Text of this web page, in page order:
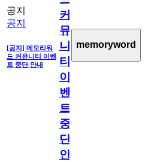
공지
공지
[공지] 메모리워
드 커뮤니티 이벤
트 중단 안내
커
뮤
니
티
이
벤
트
중
단
안
memoryword